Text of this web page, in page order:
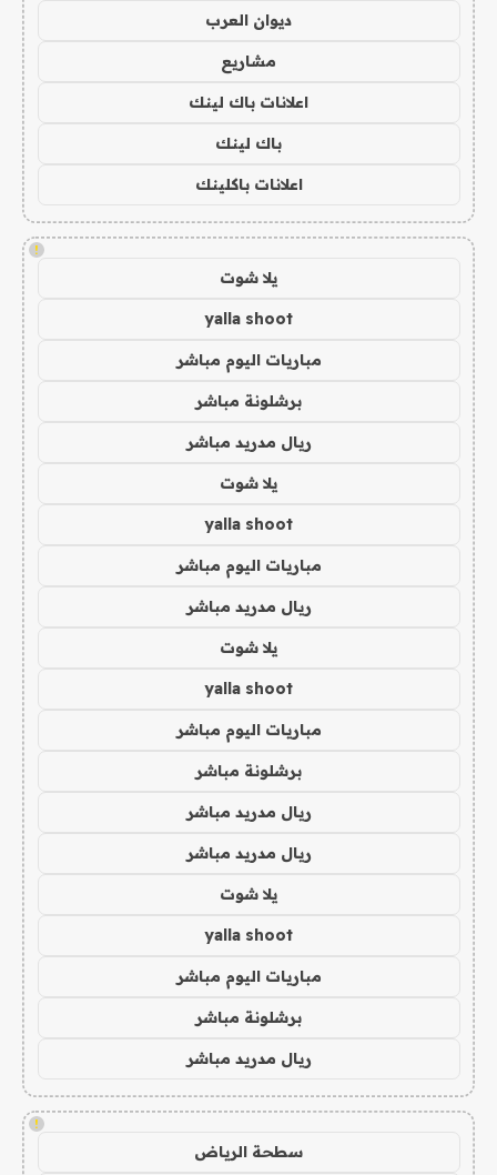
ديوان العرب
مشاريع
اعلانات باك لينك
باك لينك
اعلانات باكلينك
!
يلا شوت
yalla shoot
مباريات اليوم مباشر
برشلونة مباشر
ريال مدريد مباشر
يلا شوت
yalla shoot
مباريات اليوم مباشر
ريال مدريد مباشر
يلا شوت
yalla shoot
مباريات اليوم مباشر
برشلونة مباشر
ريال مدريد مباشر
ريال مدريد مباشر
يلا شوت
yalla shoot
مباريات اليوم مباشر
برشلونة مباشر
ريال مدريد مباشر
!
سطحة الرياض